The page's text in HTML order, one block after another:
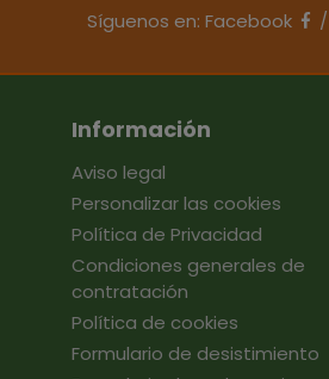
Síguenos en: Facebook /
Información
Aviso legal
Personalizar las cookies
Política de Privacidad
Condiciones generales de
contratación
Política de cookies
Formulario de desistimiento